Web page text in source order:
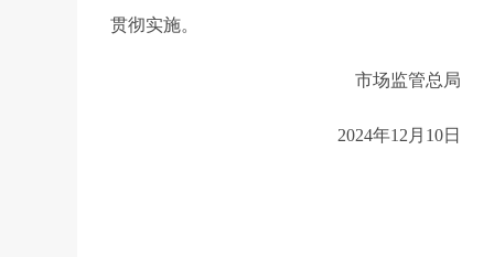
贯彻实施。
市场监管总局
2024年12月10日